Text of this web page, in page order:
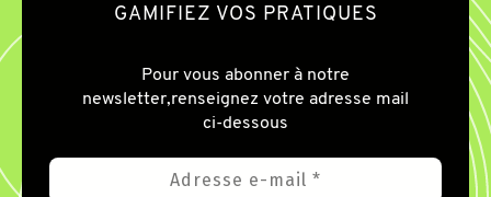
GAMIFIEZ VOS PRATIQUES
Pour vous abonner à notre
newsletter,renseignez votre adresse mail
ci-dessous